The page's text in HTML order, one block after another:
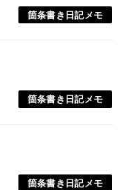
箇条書き日記メモ
箇条書き日記メモ
箇条書き日記メモ